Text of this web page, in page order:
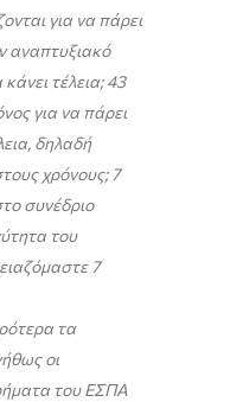
για να πάρει
αναπτυξιακό
τέλεια; 43
για να πάρει
δηλαδή
χρόνους; 7
συνέδριο
του
7
τα
οι
του ΕΣΠΑ